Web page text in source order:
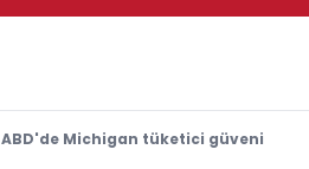
ABD'de Michigan tüketici güveni